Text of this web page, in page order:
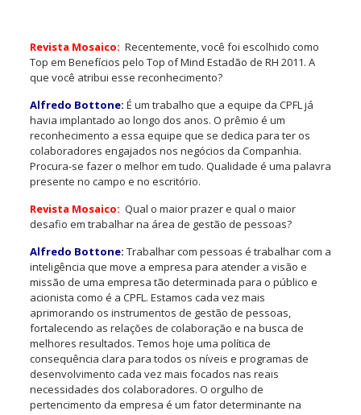
Revista Mosaico: Recentemente, você foi escolhido como
Top em Benefícios pelo Top of Mind Estadão de RH 2011. A
que você atribui esse reconhecimento?
Alfredo Bottone: É um trabalho que a equipe da CPFL já
havia implantado ao longo dos anos. O prêmio é um
reconhecimento a essa equipe que se dedica para ter os
colaboradores engajados nos negócios da Companhia.
Procura-se fazer o melhor em tudo. Qualidade é uma palavra
presente no campo e no escritório.
Revista Mosaico: Qual o maior prazer e qual o maior
desafio em trabalhar na área de gestão de pessoas?
Alfredo Bottone: Trabalhar com pessoas é trabalhar com a
inteligência que move a empresa para atender a visão e
missão de uma empresa tão determinada para o público e
acionista como é a CPFL. Estamos cada vez mais
aprimorando os instrumentos de gestão de pessoas,
fortalecendo as relações de colaboração e na busca de
melhores resultados. Temos hoje uma política de
consequência clara para todos os níveis e programas de
desenvolvimento cada vez mais focados nas reais
necessidades dos colaboradores. O orgulho de
pertencimento da empresa é um fator determinante na